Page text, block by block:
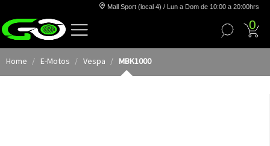
Mall Sport (local 4) / Lun a Dom de 10:00 a 20:00hrs
0
Home E-Motos Vespa MBK1000